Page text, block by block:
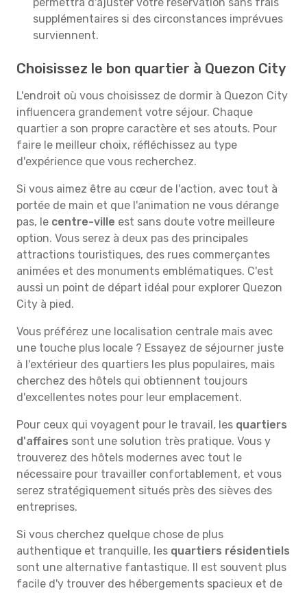
supplémentaires si des circonstances imprévues
surviennent.
Choisissez le bon quartier à Quezon City
L'endroit où vous choisissez de dormir à Quezon City
influencera grandement votre séjour. Chaque
quartier a son propre caractère et ses atouts. Pour
faire le meilleur choix, réfléchissez au type
d'expérience que vous recherchez.
Si vous aimez être au cœur de l'action, avec tout à
portée de main et que l'animation ne vous dérange
pas, le centre-ville est sans doute votre meilleure
option. Vous serez à deux pas des principales
attractions touristiques, des rues commerçantes
animées et des monuments emblématiques. C'est
aussi un point de départ idéal pour explorer Quezon
City à pied.
Vous préférez une localisation centrale mais avec
une touche plus locale ? Essayez de séjourner juste
à l'extérieur des quartiers les plus populaires, mais
cherchez des hôtels qui obtiennent toujours
d'excellentes notes pour leur emplacement.
Pour ceux qui voyagent pour le travail, les quartiers
d'affaires sont une solution très pratique. Vous y
trouverez des hôtels modernes avec tout le
nécessaire pour travailler confortablement, et vous
serez stratégiquement situés près des sièves des
entreprises.
Si vous cherchez quelque chose de plus
authentique et tranquille, les quartiers résidentiels
sont une alternative fantastique. Il est souvent plus
facile d'y trouver des hébergements spacieux et de